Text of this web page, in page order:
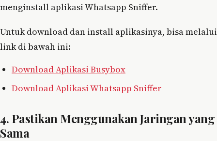
menginstall aplikasi Whatsapp Sniffer.
Untuk download dan install aplikasinya, bisa melalui
link di bawah ini:
Download Aplikasi Busybox
Download Aplikasi Whatsapp Sniffer
4. Pastikan Menggunakan Jaringan yang
Sama